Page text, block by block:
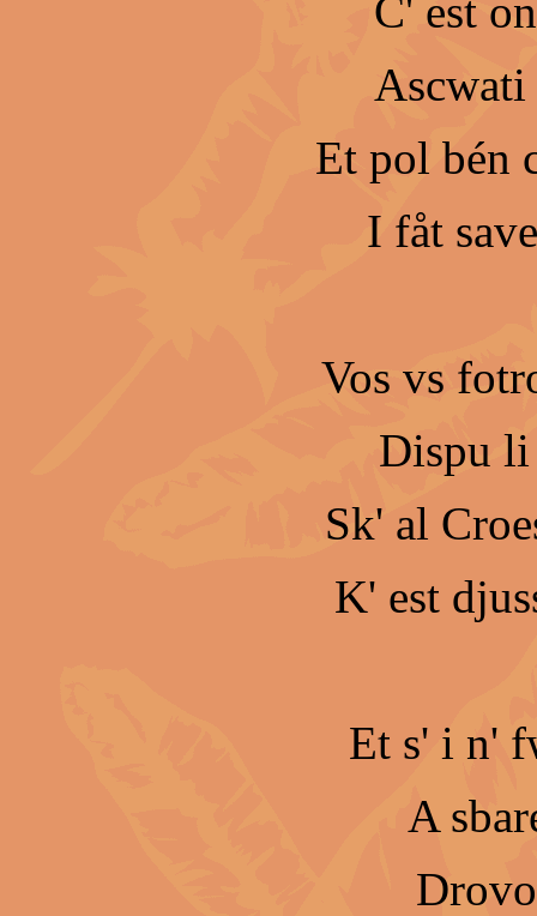
C' est
Ascwati
Et pol bén
I fåt
Vos vs
Dispu li
Sk' al
K' est
Et s' i n'
A